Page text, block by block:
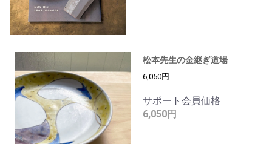
松本先生の金継ぎ道場
6,050円
サポート会員価格
6,050円